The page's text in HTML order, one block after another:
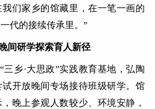
们家乡的馆藏里，在一笔一画的
代的接续传承里。”
间研学探索育人新径
三乡·大思政”实践教育基地，弘陶
开放晚间专场接待班级研学。馆
晚上参观人数较少、环境安静，